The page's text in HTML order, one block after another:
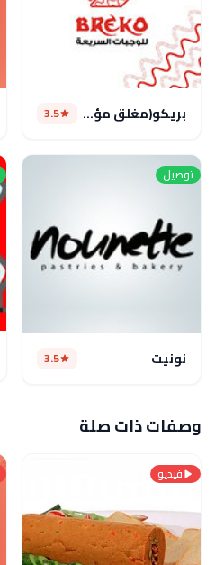
بريكو(مغلق مؤقتا) 3.5
توصيل
نونيت 3.5
وصفات ذات صلة
فيديو